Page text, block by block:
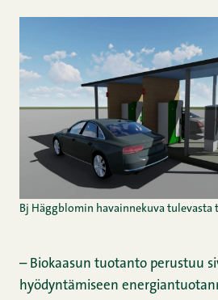
Bj Häggblomin havainnekuva tulevasta
– Biokaasun tuotanto perustuu
hyödyntämiseen